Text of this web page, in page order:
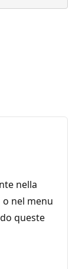
nella
nel menu
queste